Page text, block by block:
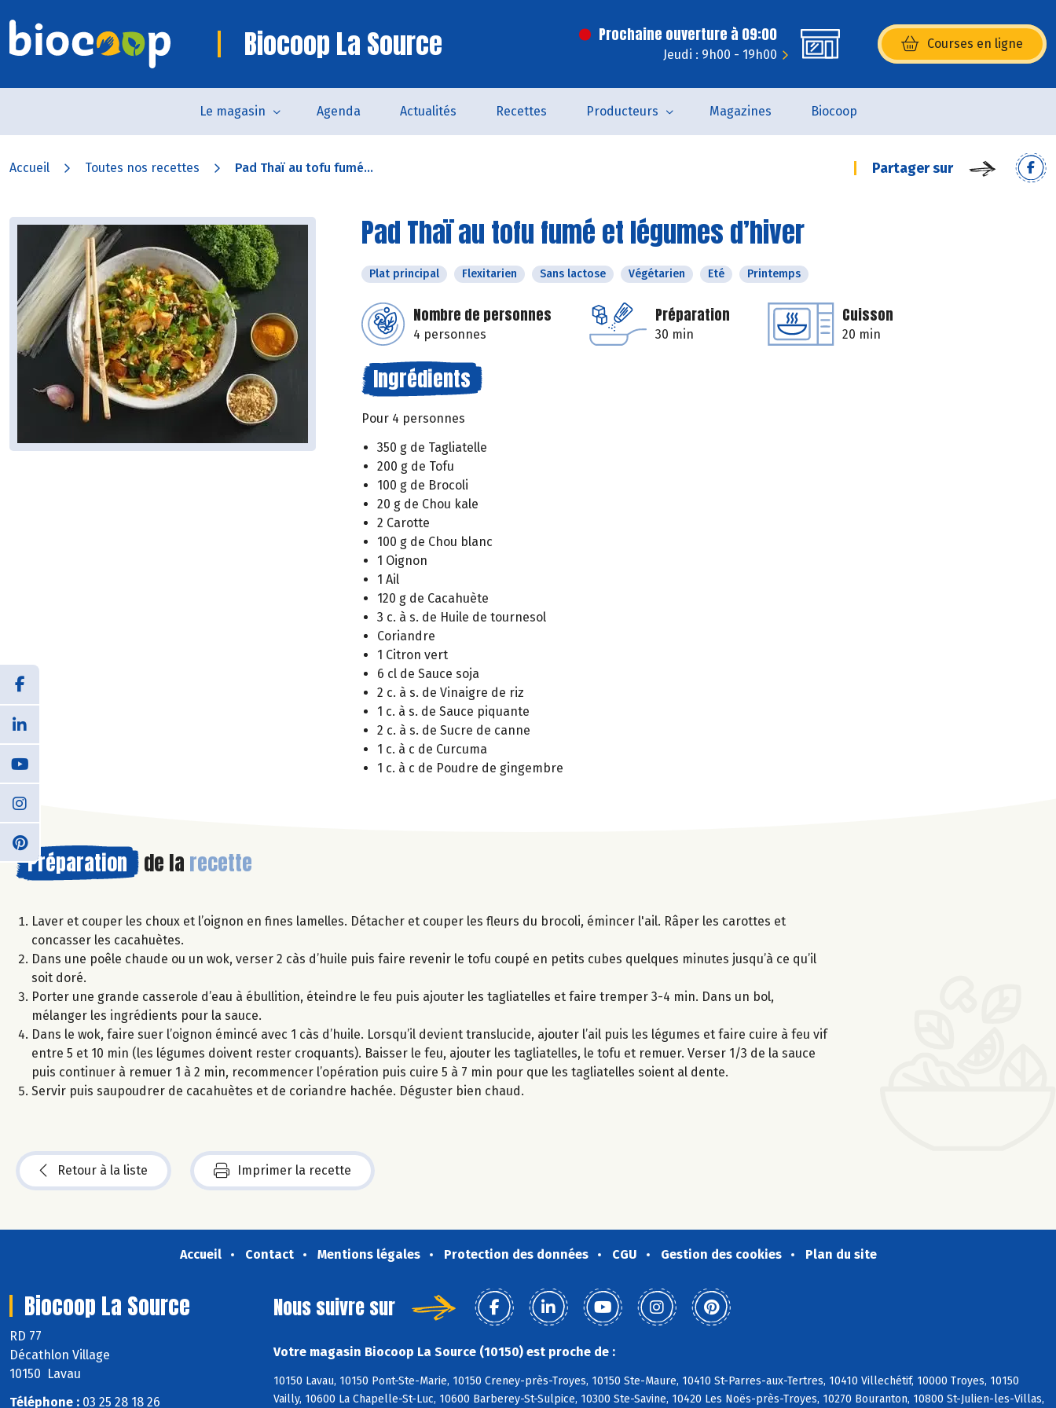
Biocoop La Source Prochaine ouverture à 09:00
Jeudi : 9h00 - 19h00
Courses en ligne
(s’ouvre dans une nouvelle
Le magasin Agenda Actualités Recettes Producteurs Magazines Biocoop
Accueil Toutes nos recettes Pad Thaï au tofu fumé... Partager sur
Pad Thaï au tofu fumé et légumes d’hiver
Plat principal Flexitarien Sans lactose Végétarien Eté Printemps
Nombre de personnes
4 personnes
Préparation
30 min
Cuisson
20 min
Ingrédients
Pour 4 personnes
350 g de Tagliatelle
200 g de Tofu
100 g de Brocoli
20 g de Chou kale
2 Carotte
100 g de Chou blanc
1 Oignon
1 Ail
120 g de Cacahuète
3 c. à s. de Huile de tournesol
Coriandre
1 Citron vert
6 cl de Sauce soja
2 c. à s. de Vinaigre de riz
1 c. à s. de Sauce piquante
2 c. à s. de Sucre de canne
1 c. à c de Curcuma
1 c. à c de Poudre de gingembre
Préparation de la recette
Laver et couper les choux et l’oignon en fines lamelles. Détacher et couper les fleurs du brocoli, émincer l'ail. Râper les carottes et
concasser les cacahuètes.
Dans une poêle chaude ou un wok, verser 2 càs d’huile puis faire revenir le tofu coupé en petits cubes quelques minutes jusqu’à ce qu’il
soit doré.
Porter une grande casserole d’eau à ébullition, éteindre le feu puis ajouter les tagliatelles et faire tremper 3-4 min. Dans un bol,
mélanger les ingrédients pour la sauce.
Dans le wok, faire suer l’oignon émincé avec 1 càs d’huile. Lorsqu’il devient translucide, ajouter l’ail puis les légumes et faire cuire à feu vif
entre 5 et 10 min (les légumes doivent rester croquants). Baisser le feu, ajouter les tagliatelles, le tofu et remuer. Verser 1/3 de la sauce
puis continuer à remuer 1 à 2 min, recommencer l’opération puis cuire 5 à 7 min pour que les tagliatelles soient al dente.
Servir puis saupoudrer de cacahuètes et de coriandre hachée. Déguster bien chaud.
Retour à la liste Imprimer la recette
Accueil Contact Mentions légales Protection des données CGU Gestion des cookies Plan du site
Biocoop La Source
RD 77
Décathlon Village
10150 Lavau
Téléphone : 03 25 28 18 26
Nous suivre sur
Votre magasin Biocoop La Source (10150) est proche de :
10150 Lavau, 10150 Pont-Ste-Marie, 10150 Creney-près-Troyes, 10150 Ste-Maure, 10410 St-Parres-aux-Tertres, 10410 Villechétif, 10000 Troyes, 10150
Vailly, 10600 La Chapelle-St-Luc, 10600 Barberey-St-Sulpice, 10300 Ste-Savine, 10420 Les Noës-près-Troyes, 10270 Bouranton, 10800 St-Julien-les-Villas,